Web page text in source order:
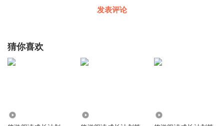
发表评论
猜你喜欢